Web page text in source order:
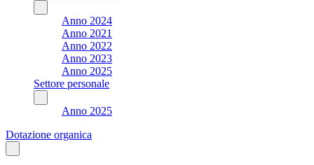
Anno 2024
Anno 2021
Anno 2022
Anno 2023
Anno 2025
Settore personale
Anno 2025
Dotazione organica